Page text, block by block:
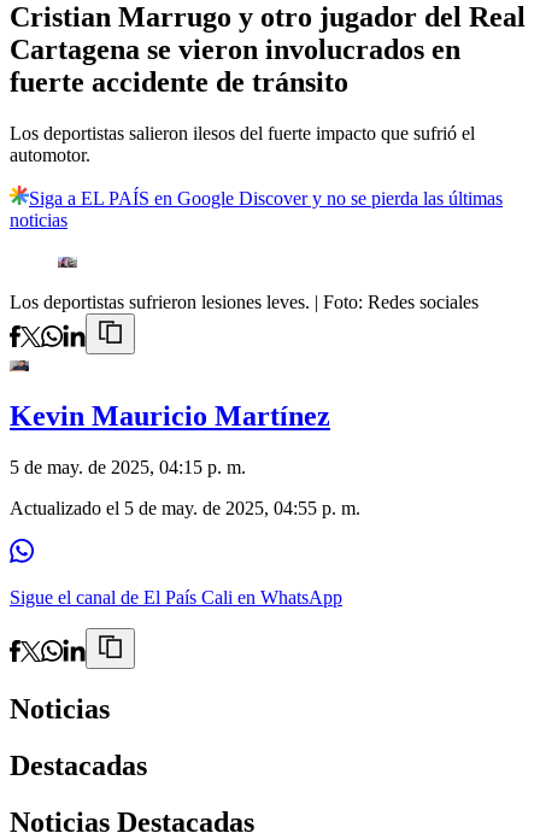
Cristian Marrugo y otro jugador del Real
Cartagena se vieron involucrados en
fuerte accidente de tránsito
Los deportistas salieron ilesos del fuerte impacto que sufrió el
automotor.
Siga a EL PAÍS en Google Discover y no se pierda las últimas
noticias
Los deportistas sufrieron lesiones leves. | Foto: Redes sociales
Kevin Mauricio Martínez
5 de may. de 2025, 04:15 p. m.
Actualizado el 5 de may. de 2025, 04:55 p. m.
Sigue el canal de El País Cali en WhatsApp
Noticias
Destacadas
Noticias Destacadas